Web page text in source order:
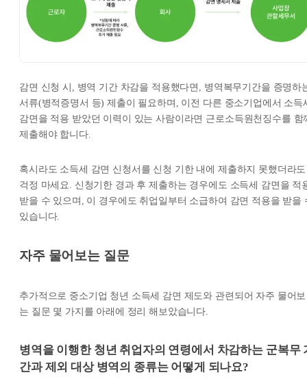
감면 신청 시, 병역 기간 차감을 적용했다면, 병역복무기간을 증명하
서류(병적증명서 등) 제출이 필요하며, 이전 다른 중소기업에서 소득
감면을 적용 받았던 이력이 있는 사람이라면 근로소득원천징수를 함
제출해야 합니다.
혹시라도 소득세 감면 신청서를 신청 기한 내에 제출하지 못했더라도
걱정 마세요. 신청기한 경과 후 제출하는 경우에도 소득세 감면을 적
받을 수 있으며, 이 경우에도 취업일부터 소급하여 감면 적용을 받을
있습니다.
자주 물어보는 질문
추가적으로 중소기업 청년 소득세 감면 제도와 관련되어 자주 물어보
는 질문 몇 가지를 아래에 정리 해보았습니다.
병역을 이행한 청년 취업자의 연령에서 차감하는 군복무
간과 제외 대상 병역의 종류는 어떻게 되나요?